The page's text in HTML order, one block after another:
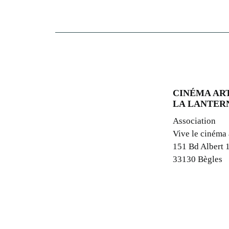
CINÉMA
LA
Association
Vive le cinéma
151 Bd Albert
33130 Bègles